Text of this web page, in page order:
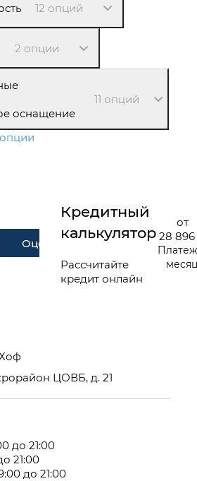
12 опций
2 опции
оснащение
11 опций
Оценить
Кредитный
калькулятор
Рассчитайте
кредит онлайн
от
28
ЦОВБ, д. 21
до 21:00
21:00
до 21:00